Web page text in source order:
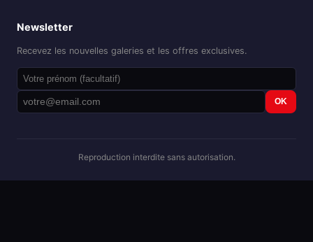
Newsletter
Recevez les nouvelles galeries et les offres exclusives.
OK
Reproduction interdite sans autorisation.